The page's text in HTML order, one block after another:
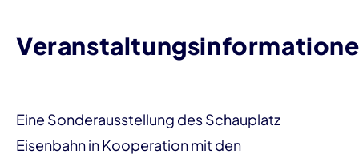
Eine Sonderausstellung des Schauplatz
Eisenbahn in Kooperation mit den